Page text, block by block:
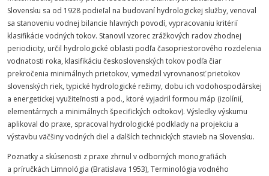
Slovensku sa od 1928 podieľal na budovaní hydrologickej služby, venoval
sa stanoveniu vodnej bilancie hlavných povodí, vypracovaniu kritérií
klasifikácie vodných tokov. Stanovil vzorec zrážkových radov zhodnej
periodicity, určil hydrologické oblasti podľa časopriestorového rozdelenia
vodnatosti roka, klasifikáciu československých tokov podľa čiar
prekročenia minimálnych prietokov, vymedzil vyrovnanosť prietokov
slovenských riek, typické hydrologické režimy, dobu ich vodohospodárskej
a energetickej využiteľnosti a pod., ktoré vyjadril formou máp (izolínií,
elementárnych a minimálnych špecifických odtokov). Výsledky výskumu
aplikoval do praxe, spracoval hydrologické podklady na projekciu a
výstavbu väčšiny vodných diel a ďalších technických stavieb na Slovensku.
Poznatky a skúsenosti z praxe zhrnul v odborných monografiách
a príručkách Limnológia (Bratislava 1953), Terminológia vodného